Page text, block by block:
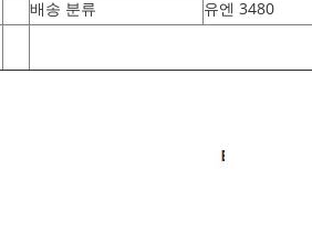
배송 분류
유엔 3480